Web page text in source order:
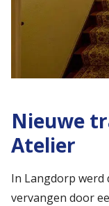
Nieuwe
Atelier
In Langdorp werd
vervangen door